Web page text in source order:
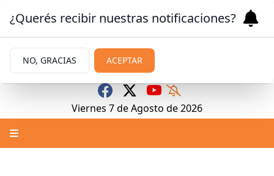
Viernes 7deAgosto de 2026
¿Querés recibir nuestras notificaciones?
NO, GRACIAS ACEPTAR